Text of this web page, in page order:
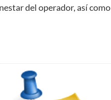
del operador, así como